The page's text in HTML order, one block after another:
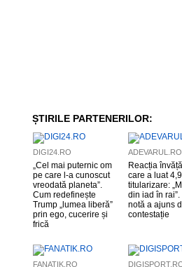
ȘTIRILE PARTENERILOR:
DIGI24.RO
„Cel mai puternic om
pe care l-a cunoscut
vreodată planeta”.
Cum redefinește
Trump „lumea liberă”
prin ego, cucerire și
frică
ADEVARUL.RO
Reacția
care a luat
titularizare:
din iad în rai”.
notă a ajuns
contestație
FANATIK.RO